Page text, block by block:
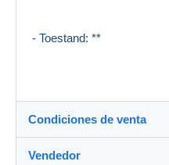
- Toestand: **
Condiciones de venta
Vendedor